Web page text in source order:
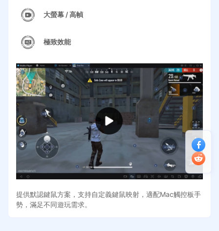
大螢幕 / 高幀
極致效能
提供默認鍵鼠方案，支持自定義鍵鼠映射，適配Mac觸控板手
勢，滿足不同遊玩需求。